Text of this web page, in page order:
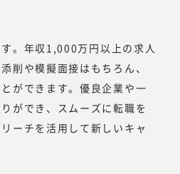
。年収1,000万円以上の求人
削や模擬面接はもちろん、
ができます。優良企業や一
ができ、スムーズに転職を
ーチを活用して新しいキャ